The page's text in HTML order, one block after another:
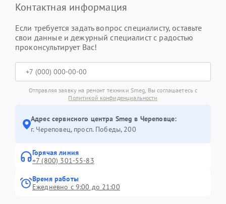
Контактная информация
Если требуется задать вопрос специалисту, оставьте
свои данные и дежурный специалист с радостью
проконсультирует Вас!
Отправляя заявку на ремонт техники Smeg, Вы соглашаетесь с
Политикой конфиденциальности
Адрес сервисного центра Smeg в Череповце:
г. Череповец, просп. Победы, 200
Горячая линия
+7 (800) 301-55-83
Время работы
Ежедневно с 9:00 до 21:00